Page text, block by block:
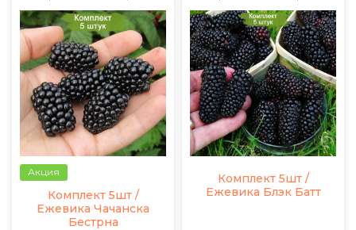
Акция
Комплект 5шт /
Ежевика Чачанска
Бестрна
Комплект 5шт /
Ежевика Блэк Батт